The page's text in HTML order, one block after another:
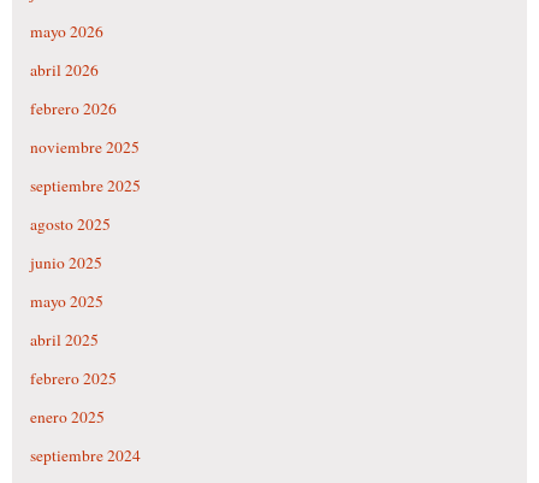
mayo 2026
abril 2026
febrero 2026
noviembre 2025
septiembre 2025
agosto 2025
junio 2025
mayo 2025
abril 2025
febrero 2025
enero 2025
septiembre 2024